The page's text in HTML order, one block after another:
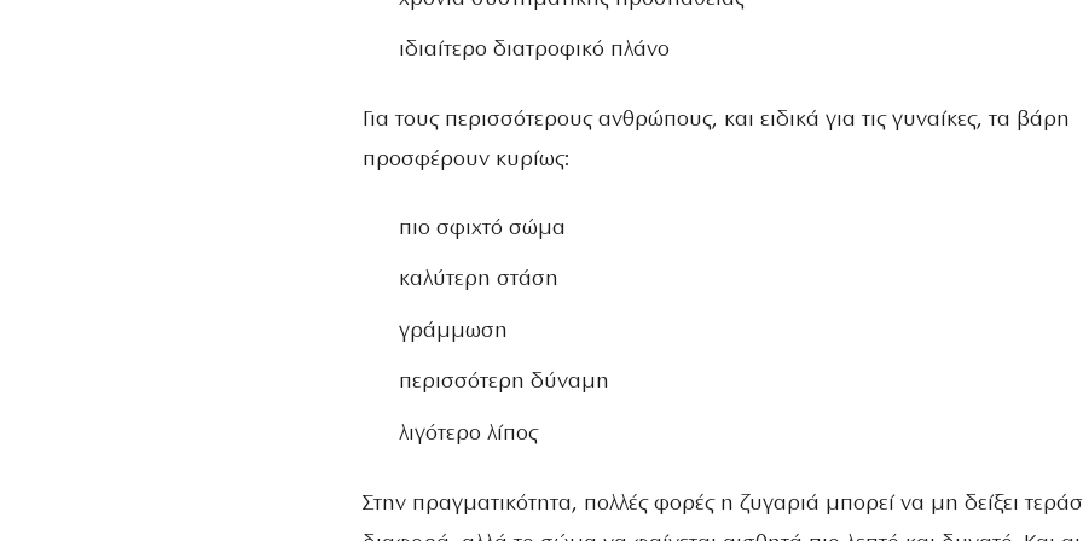
ιδιαίτερο διατροφικό πλάνο
Για τους περισσότερους ανθρώπους, και ειδικά για τις γυναίκες, τα βάρη
προσφέρουν κυρίως:
πιο σφιχτό σώμα
καλύτερη στάση
γράμμωση
περισσότερη δύναμη
λιγότερο λίπος
Στην πραγματικότητα, πολλές φορές η ζυγαριά μπορεί να μη δείξει